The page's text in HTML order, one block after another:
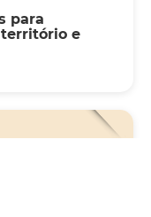
para
e